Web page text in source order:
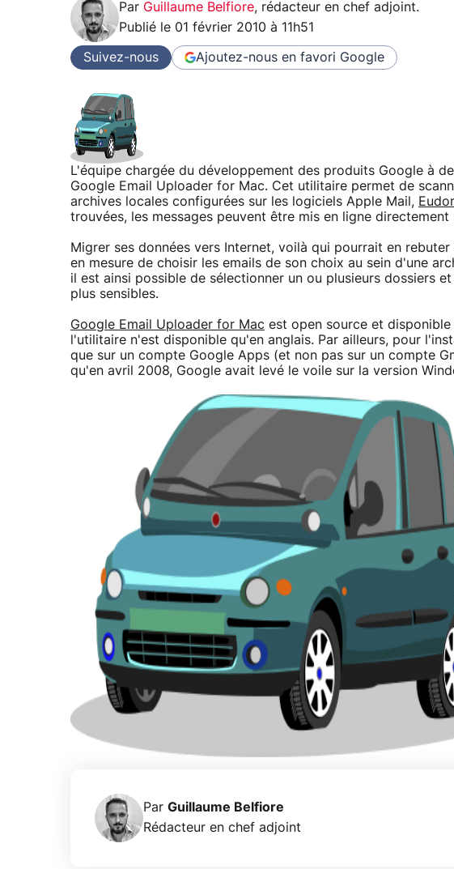
Par Guillaume Belfiore, rédacteur en chef adjoint.
Publié le 01 février 2010 à 11h51
Suivez-nous Ajoutez-nous en favori Google
L'équipe chargée du développement des produits Google à
Google Email Uploader for Mac. Cet utilitaire permet de
archives locales configurées sur les logiciels Apple Mail,
trouvées, les messages peuvent être mis en ligne
Migrer ses données vers Internet, voilà qui pourrait en
en mesure de choisir les emails de son choix au sein d'une
il est ainsi possible de sélectionner un ou plusieurs dossiers
plus sensibles.
Google Email Uploader for Mac est open source et
l'utilitaire n'est disponible qu'en anglais. Par ailleurs, pour
que sur un compte Google Apps (et non pas sur un compte
qu'en avril 2008, Google avait levé le voile sur la version
Par Guillaume Belfiore
Rédacteur en chef adjoint